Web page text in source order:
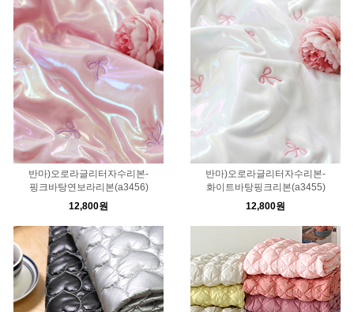
반마)오로라글리터자수리본-
핑크바탕연보라리본(a3456)
12,800원
반마)오로라글리터자수리본-
화이트바탕핑크리본(a3455)
12,800원